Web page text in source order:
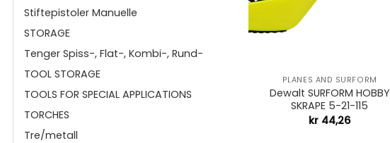
Stiftepistoler Manuelle
STORAGE
Tenger Spiss-, Flat-, Kombi-, Rund-
TOOL STORAGE
TOOLS FOR SPECIAL APPLICATIONS
TORCHES
Tre/metall
PLANES AND SURFORM
Dewalt SURFORM HOBBY
SKRAPE 5-21-115
kr44,26